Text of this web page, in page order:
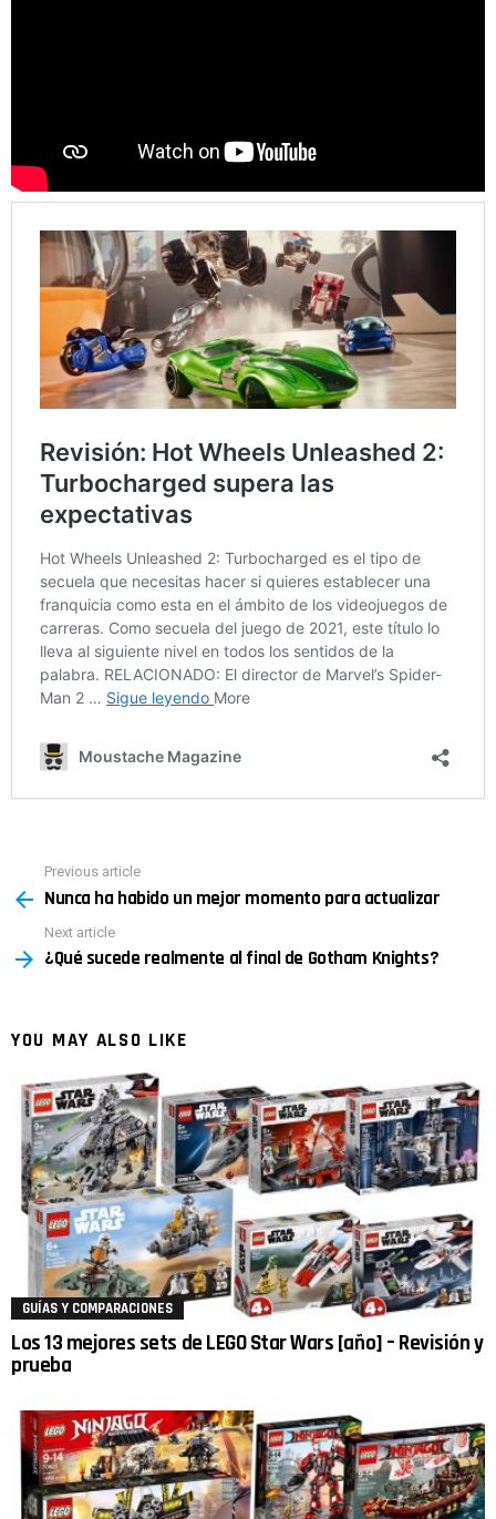
more
Previous article
Nunca ha habido un mejor momento para actualizar
Next article
¿Qué sucede realmente al final de Gotham Knights?
YOU MAY ALSO LIKE
GUÍAS Y COMPARACIONES
Los 13 mejores sets de LEGO Star Wars [año] – Revisión y
prueba